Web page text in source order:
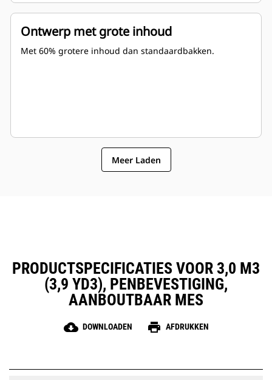
Ontwerp met grote inhoud
Met 60% grotere inhoud dan standaardbakken.
Meer Laden
PRODUCTSPECIFICATIES VOOR 3,0 M3
(3,9 YD3), PENBEVESTIGING,
AANBOUTBAAR MES
cloud_download DOWNLOADEN print AFDRUKKEN